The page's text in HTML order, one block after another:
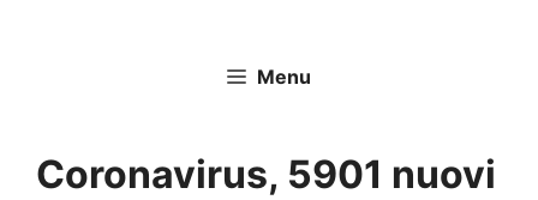
Menu
Coronavirus, 5901 nuovi